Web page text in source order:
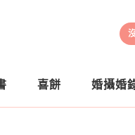
喜餅 婚攝婚